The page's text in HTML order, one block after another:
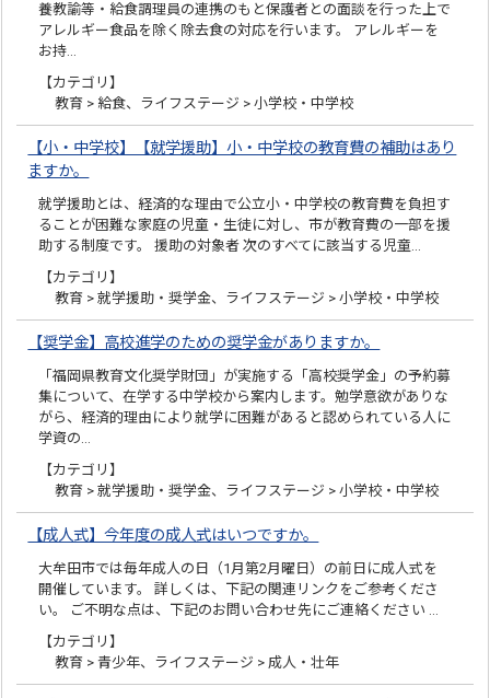
養教諭等・給食調理員の連携のもと保護者との面談を行った上で
アレルギー食品を除く除去食の対応を行います。 アレルギーを
お持…
【カテゴリ】
教育 > 給食、ライフステージ > 小学校・中学校
【小・中学校】【就学援助】小・中学校の教育費の補助はあり
ますか。
就学援助とは、経済的な理由で公立小・中学校の教育費を負担す
ることが困難な家庭の児童・生徒に対し、市が教育費の一部を援
助する制度です。 援助の対象者 次のすべてに該当する児童…
【カテゴリ】
教育 > 就学援助・奨学金、ライフステージ > 小学校・中学校
【奨学金】高校進学のための奨学金がありますか。
「福岡県教育文化奨学財団」が実施する「高校奨学金」の予約募
集について、在学する中学校から案内します。勉学意欲がありな
がら、経済的理由により就学に困難があると認められている人に
学資の…
【カテゴリ】
教育 > 就学援助・奨学金、ライフステージ > 小学校・中学校
【成人式】今年度の成人式はいつですか。
大牟田市では毎年成人の日（1月第2月曜日）の前日に成人式を
開催しています。 詳しくは、下記の関連リンクをご参考くださ
い。 ご不明な点は、下記のお問い合わせ先にご連絡ください …
【カテゴリ】
教育 > 青少年、ライフステージ > 成人・壮年